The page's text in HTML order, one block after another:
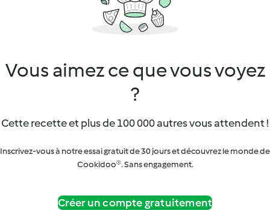
Vous aimez ce que vous voyez
?
Cette recette et plus de 100 000 autres vous attendent !
Inscrivez-vous à notre essai gratuit de 30 jours et découvrez le monde de
Cookidoo®. Sans engagement.
Créer un compte gratuitement